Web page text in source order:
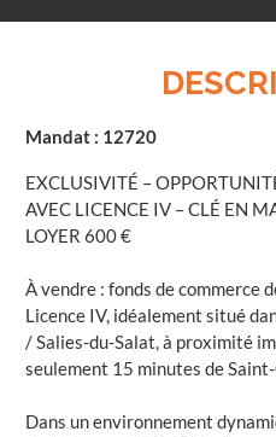
Mandat : 12720
EXCLUSIVITÉ –
AVEC LICENCE IV – CLÉ EN
LOYER 600 €
À vendre : fonds de commerce
Licence IV, idéalement situé
/ Salies-du-Salat, à proximité
seulement 15 minutes de
Dans un environnement